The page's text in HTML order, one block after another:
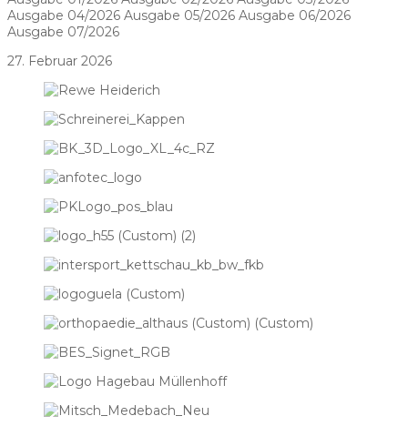
Ausgabe 04/2026 Ausgabe 05/2026 Ausgabe 06/2026
Ausgabe 07/2026
27. Februar 2026